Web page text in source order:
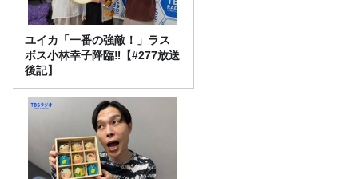
ユイカ「一番の強敵！」ラス
ボス小林幸子降臨‼【#277放送
後記】